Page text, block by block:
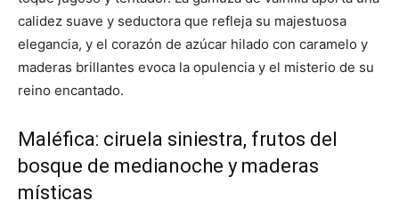
calidez suave y seductora que refleja su majestuosa
elegancia, y el corazón de azúcar hilado con caramelo y
maderas brillantes evoca la opulencia y el misterio de su
reino encantado.
Maléfica: ciruela siniestra, frutos del
bosque de medianoche y maderas
místicas